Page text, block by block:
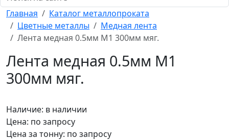
Главная
Каталог металлопроката
Цветные металлы
Медная лента
Лента медная 0.5мм М1 300мм мяг.
Лента медная 0.5мм М1
300мм мяг.
Наличие: в наличии
Цена: по запросу
Цена за тонну: по запросу